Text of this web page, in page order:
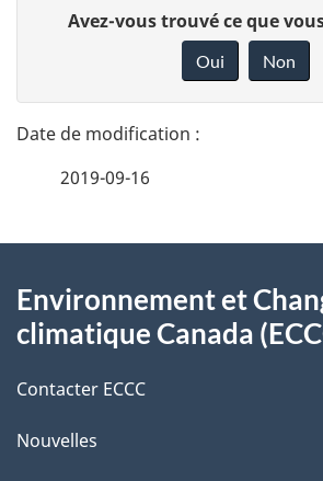
t
a
l
s
d
e
l
n
o
t
r
r
t
Avez-vous trouvé ce que
Oui Non
2019-09-16
propos
de
ce
site
Environnement et
climatique Canada
Contacter ECCC
Nouvelles